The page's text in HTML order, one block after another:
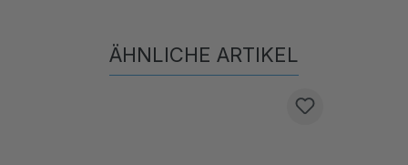
ÄHNLICHE ARTIKEL